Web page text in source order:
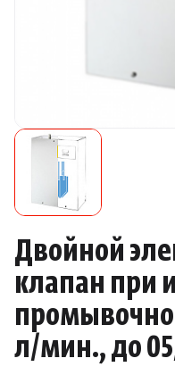
Запчасти
Отопление
Для хаммама
Аксессуары для печей
Ароматы
Двойной
клапан при
л/мин., до